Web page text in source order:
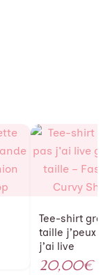
Tee-shirt
taille j’peux
j’ai live
20,00€